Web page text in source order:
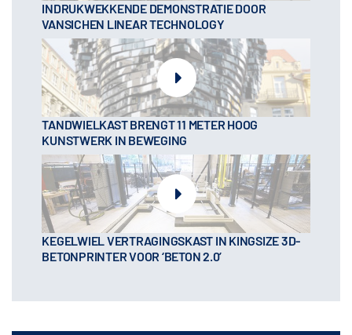
INDRUKWEKKENDE DEMONSTRATIE DOOR
VANSICHEN LINEAR TECHNOLOGY
TANDWIELKAST BRENGT 11 METER HOOG
KUNSTWERK IN BEWEGING
KEGELWIEL VERTRAGINGSKAST IN KINGSIZE 3D-
BETONPRINTER VOOR ‘BETON 2.0’